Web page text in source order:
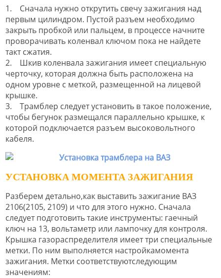
1. Сначала нужно открутить свечу зажигания над
первым цилиндром. Пустой разъем необходимо
закрыть пробкой или пальцем, в процессе начните
проворачивать коленвал ключом пока не найдете
такт сжатия.
2. Шкив коленвала зажигания имеет специальную
черточку, которая должна быть расположена на
одном уровне с меткой, размещенной на лицевой
крышке.
3. Трамблер следует установить в такое положение,
чтобы бегунок размещался параллельно крышке, к
которой подключается разъем высоковольтного
кабеля.
УСТАНОВКА МОМЕНТА ЗАЖИГАНИЯ
Разберем детально,как выставить зажигание ВАЗ
2106(2105, 2109) и что для этого нужно. Сначала
следует подготовить такие инструменты: гаечный
ключ на 13, вольтаметр или лампочку для контроля.
Крышка газораспределителя имеет три специальные
метки. По ним выполняется настройкамомента
зажигания. Метки соответствуютследующим
значениям: